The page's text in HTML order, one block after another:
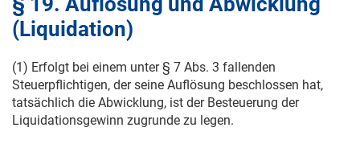
(Liquidation)
(1) Erfolgt bei einem unter § 7 Abs. 3 fallenden
Steuerpflichtigen, der seine Auflösung beschlossen hat,
tatsächlich die Abwicklung, ist der Besteuerung der
Liquidationsgewinn zugrunde zu legen.